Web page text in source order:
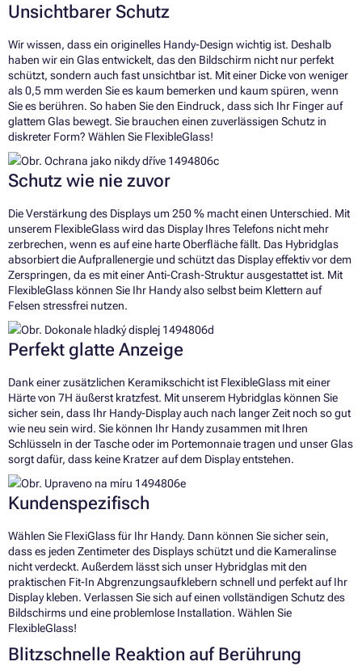
Unsichtbarer Schutz
Wir wissen, dass ein originelles Handy-Design wichtig ist. Deshalb
haben wir ein Glas entwickelt, das den Bildschirm nicht nur perfekt
schützt, sondern auch fast unsichtbar ist. Mit einer Dicke von weniger
als 0,5 mm werden Sie es kaum bemerken und kaum spüren, wenn
Sie es berühren. So haben Sie den Eindruck, dass sich Ihr Finger auf
glattem Glas bewegt. Sie brauchen einen zuverlässigen Schutz in
diskreter Form? Wählen Sie FlexibleGlass!
Schutz wie nie zuvor
Die Verstärkung des Displays um 250 % macht einen Unterschied. Mit
unserem FlexibleGlass wird das Display Ihres Telefons nicht mehr
zerbrechen, wenn es auf eine harte Oberfläche fällt. Das Hybridglas
absorbiert die Aufprallenergie und schützt das Display effektiv vor dem
Zerspringen, da es mit einer Anti-Crash-Struktur ausgestattet ist. Mit
FlexibleGlass können Sie Ihr Handy also selbst beim Klettern auf
Felsen stressfrei nutzen.
Perfekt glatte Anzeige
Dank einer zusätzlichen Keramikschicht ist FlexibleGlass mit einer
Härte von 7H äußerst kratzfest. Mit unserem Hybridglas können Sie
sicher sein, dass Ihr Handy-Display auch nach langer Zeit noch so gut
wie neu sein wird. Sie können Ihr Handy zusammen mit Ihren
Schlüsseln in der Tasche oder im Portemonnaie tragen und unser Glas
sorgt dafür, dass keine Kratzer auf dem Display entstehen.
Kundenspezifisch
Wählen Sie FlexiGlass für Ihr Handy. Dann können Sie sicher sein,
dass es jeden Zentimeter des Displays schützt und die Kameralinse
nicht verdeckt. Außerdem lässt sich unser Hybridglas mit den
praktischen Fit-In Abgrenzungsaufklebern schnell und perfekt auf Ihr
Display kleben. Verlassen Sie sich auf einen vollständigen Schutz des
Bildschirms und eine problemlose Installation. Wählen Sie
FlexibleGlass!
Blitzschnelle Reaktion auf Berührung